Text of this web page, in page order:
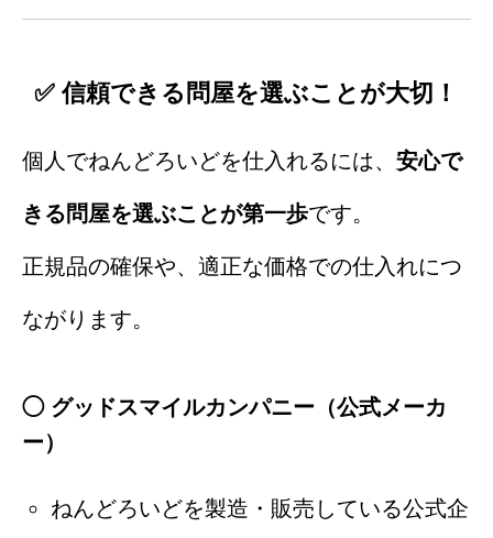
✅ 信頼できる問屋を選ぶことが大切！
個人でねんどろいどを仕入れるには、 安心で
きる問屋を選ぶことが第一歩です。
正規品の確保や、適正な価格での仕入れにつ
ながります。
◯ グッドスマイルカンパニー（公式メーカ
ー）
ねんどろいどを製造・販売している公式企